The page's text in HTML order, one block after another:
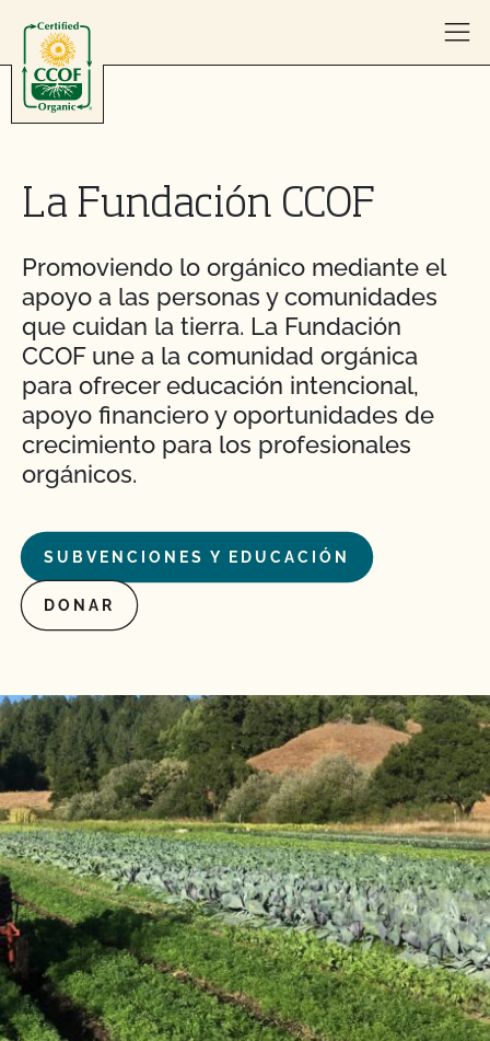
La Fundación CCOF
Promoviendo lo orgánico mediante el
apoyo a las personas y comunidades
que cuidan la tierra. La Fundación
CCOF une a la comunidad orgánica
para ofrecer educación intencional,
apoyo financiero y oportunidades de
crecimiento para los profesionales
orgánicos.
SUBVENCIONES Y EDUCACIÓN
DONAR